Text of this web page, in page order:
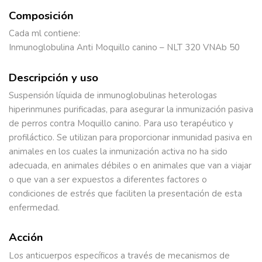
Composición
Cada ml contiene:
Inmunoglobulina Anti Moquillo canino – NLT 320 VNAb 50
Descripción y uso
Suspensión líquida de inmunoglobulinas heterologas
hiperinmunes purificadas, para asegurar la inmunización pasiva
de perros contra Moquillo canino. Para uso terapéutico y
profiláctico. Se utilizan para proporcionar inmunidad pasiva en
animales en los cuales la inmunización activa no ha sido
adecuada, en animales débiles o en animales que van a viajar
o que van a ser expuestos a diferentes factores o
condiciones de estrés que faciliten la presentación de esta
enfermedad.
Acción
Los anticuerpos específicos a través de mecanismos de